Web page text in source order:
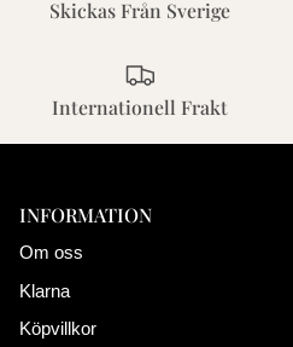
Skickas Från Sverige
Internationell Frakt
INFORMATION
Om oss
Klarna
Köpvillkor